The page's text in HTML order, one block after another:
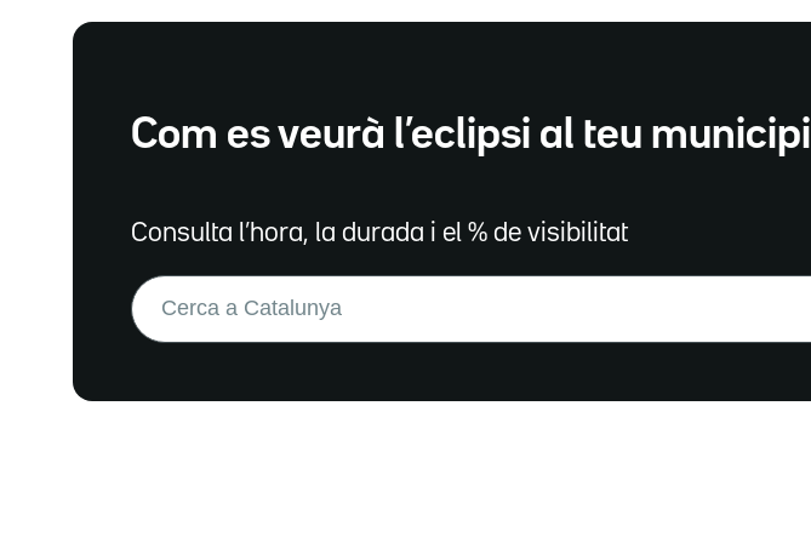
Com es veurà l’eclipsi al teu municipi
Consulta l’hora, la durada i el % de visibilitat
Buscar: